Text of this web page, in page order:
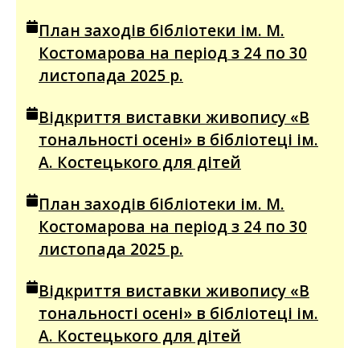
План заходів бібліотеки ім. М.
Костомарова на період з 24 по 30
листопада 2025 р.
Відкриття виставки живопису «В
тональності осені» в бібліотеці ім.
А. Костецького для дітей
План заходів бібліотеки ім. М.
Костомарова на період з 24 по 30
листопада 2025 р.
Відкриття виставки живопису «В
тональності осені» в бібліотеці ім.
А. Костецького для дітей